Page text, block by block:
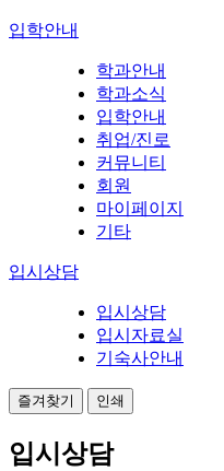
입학안내
학과안내
학과소식
입학안내
취업/진로
커뮤니티
회원
마이페이지
기타
입시상담
입시상담
입시자료실
기숙사안내
즐겨찾기 인쇄
입시상담